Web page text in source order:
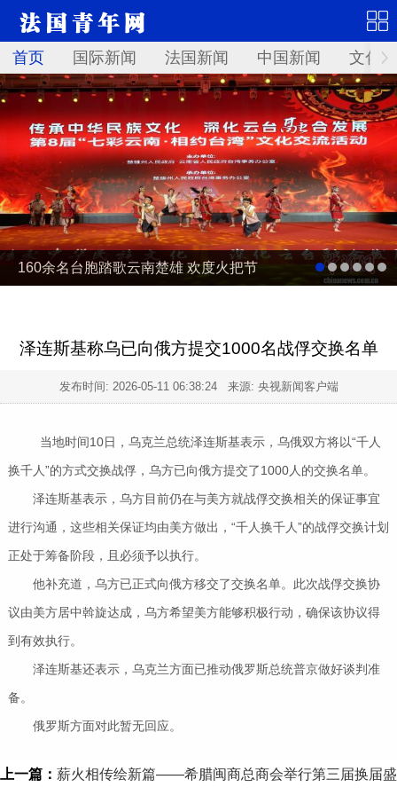
首页 国际新闻 法国新闻 中国新闻 文化
160余名台胞踏歌云南楚雄 欢度火把节
泽连斯基称乌已向俄方提交1000名战俘交换名单
发布时间: 2026-05-11 06:38:24来源: 央视新闻客户端
当地时间10日，乌克兰总统泽连斯基表示，乌俄双方将以“千人
换千人”的方式交换战俘，乌方已向俄方提交了1000人的交换名单。
泽连斯基表示，乌方目前仍在与美方就战俘交换相关的保证事宜
进行沟通，这些相关保证均由美方做出，“千人换千人”的战俘交换计划
正处于筹备阶段，且必须予以执行。
他补充道，乌方已正式向俄方移交了交换名单。此次战俘交换协
议由美方居中斡旋达成，乌方希望美方能够积极行动，确保该协议得
到有效执行。
泽连斯基还表示，乌克兰方面已推动俄罗斯总统普京做好谈判准
备。
俄罗斯方面对此暂无回应。
上一篇： 薪火相传绘新篇——希腊闽商总商会举行第三届换届盛